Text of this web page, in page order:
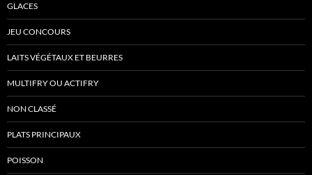
GLACES
JEU CONCOURS
LAITS VÉGÉTAUX ET BEURRES
MULTIFRY OU ACTIFRY
NON CLASSÉ
PLATS PRINCIPAUX
POISSON